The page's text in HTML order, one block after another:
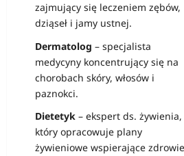
zajmujący się leczeniem zębów,
dziąseł i jamy ustnej.
Dermatolog – specjalista
medycyny koncentrujący się na
chorobach skóry, włosów i
paznokci.
Dietetyk – ekspert ds. żywienia,
który opracowuje plany
żywieniowe wspierające zdrowie